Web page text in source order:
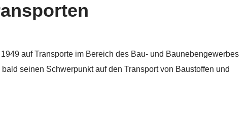
auf Transporte im Bereich des Bau- und Baunebengewerbes
seinen Schwerpunkt auf den Transport von Baustoffen und